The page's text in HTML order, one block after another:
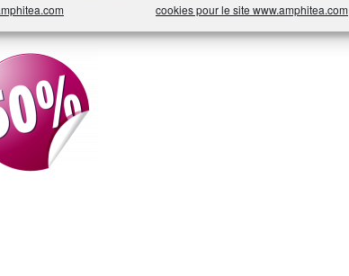
cookies pour le site www.amphitea.com
vous faire bénéficier d’un crédit d’impôt de